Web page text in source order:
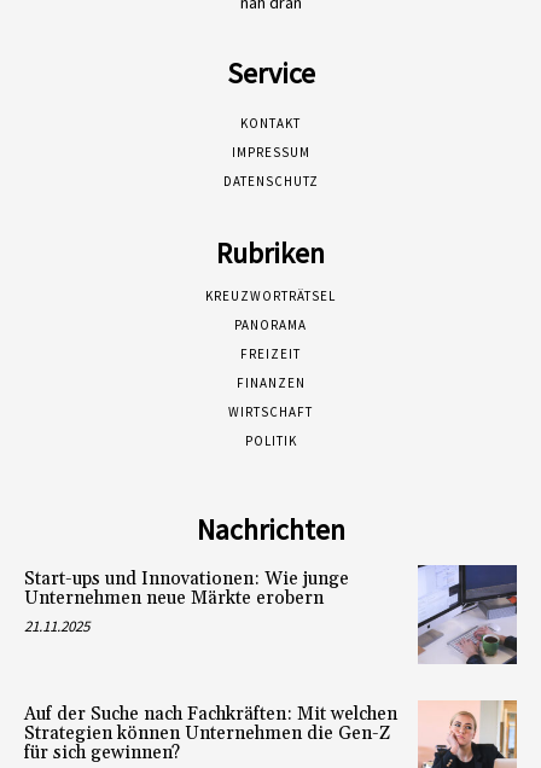
Service
KONTAKT
IMPRESSUM
DATENSCHUTZ
Rubriken
KREUZWORTRÄTSEL
PANORAMA
FREIZEIT
FINANZEN
WIRTSCHAFT
POLITIK
Nachrichten
Start-ups und Innovationen: Wie junge
Unternehmen neue Märkte erobern
21.11.2025
Auf der Suche nach Fachkräften: Mit welchen
Strategien können Unternehmen die Gen-Z
für sich gewinnen?